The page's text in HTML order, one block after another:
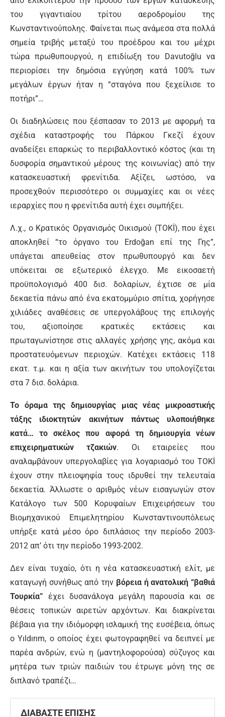
του γιγαντιαίου τρίτου αεροδρομίου της
Κωνσταντινούπολης. Φαίνεται πως ανάμεσα στα πολλά
σημεία τριβής μεταξύ του προέδρου και του μέχρι
τώρα πρωθυπουργού, η επιδίωξη του Davutoğlu να
περιορίσει την δημόσια εγγύηση κατά 100% των
μεγάλων έργων ήταν η “σταγόνα που ξεχείλισε το
ποτήρι”…
Οι διαδηλώσεις που ξέσπασαν το 2013 με αφορμή τα
σχέδια καταστροφής του Πάρκου Γκεζί έχουν
αναδείξει επαρκώς το περιβαλλοντικό κόστος (και τη
δυσφορία σημαντικού μέρους της κοινωνίας) από την
κατασκευαστική φρενίτιδα. Αξίζει, ωστόσο, να
προσεχθούν περισσότερο οι συμμαχίες και οι νέες
ιεραρχίες που η φρενίτιδα αυτή έχει συμπήξει.
Λ.χ., ο Κρατικός Οργανισμός Οικισμού (TOKİ), που έχει
αποκληθεί “το όργανο του Erdoğan επί της Γης”,
υπάγεται απευθείας στον πρωθυπουργό και δεν
υπόκειται σε εξωτερικό έλεγχο. Με εικοσαετή
προϋπολογισμό 400 δισ. δολαρίων, έχτισε σε μία
δεκαετία πάνω από ένα εκατομμύριο σπίτια, χορήγησε
χιλιάδες αναθέσεις σε υπεργολάβους της επιλογής
του, αξιοποίησε κρατικές εκτάσεις και
πρωταγωνίστησε στις αλλαγές χρήσης γης, ακόμα και
προστατευόμενων περιοχών. Κατέχει εκτάσεις 118
εκατ. τ.μ. και η αξία των ακινήτων του υπολογίζεται
στα 7 δισ. δολάρια.
Το όραμα της δημιουργίας μιας νέας μικροαστικής
τάξης ιδιοκτητών ακινήτων πάντως υλοποιήθηκε
κατά… το σκέλος που αφορά τη δημιουργία νέων
επιχειρηματικών τζακιών. Οι εταιρείες που
αναλαμβάνουν υπεργολαβίες για λογαριασμό του TOKİ
έχουν στην πλειοψηφία τους ιδρυθεί την τελευταία
δεκαετία. Άλλωστε ο αριθμός νέων εισαγωγών στον
Κατάλογο των 500 Κορυφαίων Επιχειρήσεων του
Βιομηχανικού Επιμελητηρίου Κωνσταντινουπόλεως
υπήρξε κατά μέσο όρο διπλάσιος την περίοδο 2003-
2012 απ’ ότι την περίοδο 1993-2002.
Δεν είναι τυχαίο, ότι η νέα κατασκευαστική ελίτ, με
καταγωγή συνήθως από την βόρεια ή ανατολική “βαθιά
Τουρκία” έχει δυσανάλογα μεγάλη παρουσία και σε
θέσεις τοπικών αιρετών αρχόντων. Και διακρίνεται
βέβαια για την ιδιόμορφη ισλαμική της ευσέβεια, όπως
ο Yıldırım, ο οποίος έχει φωτογραφηθεί να δειπνεί με
παρέα ανδρών, ενώ η (μαντηλοφορούσα) σύζυγος και
μητέρα των τριών παιδιών του έτρωγε μόνη της σε
διπλανό τραπέζι…
ΔΙΑΒΑΣΤΕ ΕΠΙΣΗΣ